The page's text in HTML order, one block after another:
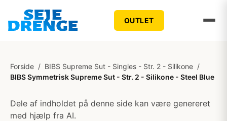
OUTLET
Forside / BIBS Supreme Sut - Singles - Str. 2 - Silikone /
BIBS Symmetrisk Supreme Sut - Str. 2 - Silikone - Steel Blue
Dele af indholdet på denne side kan være genereret
med hjælp fra AI.